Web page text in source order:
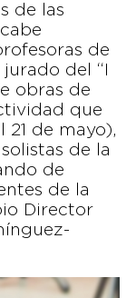
de las
de
del “I
obras de
que
21 de mayo),
de la
de
de la
Director